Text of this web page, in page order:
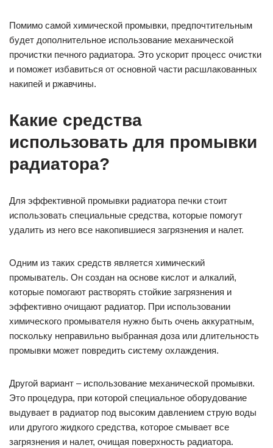
Помимо самой химической промывки, предпочтительным
будет дополнительное использование механической
прочистки печного радиатора. Это ускорит процесс очистки
и поможет избавиться от основной части расшлакованных
накипей и ржавчины.
Какие средства
использовать для промывки
радиатора?
Для эффективной промывки радиатора печки стоит
использовать специальные средства, которые помогут
удалить из него все накопившиеся загрязнения и налет.
Одним из таких средств является химический
промыватель. Он создан на основе кислот и алкалий,
которые помогают растворять стойкие загрязнения и
эффективно очищают радиатор. При использовании
химического промывателя нужно быть очень аккуратным,
поскольку неправильно выбранная доза или длительность
промывки может повредить систему охлаждения.
Другой вариант – использование механической промывки.
Это процедура, при которой специальное оборудование
выдувает в радиатор под высоким давлением струю воды
или другого жидкого средства, которое смывает все
загрязнения и налет, очищая поверхность радиатора.